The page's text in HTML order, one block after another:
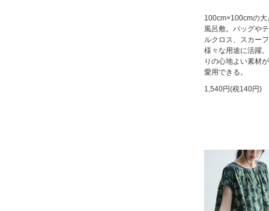
100cm×100cmの大
風呂敷。バッグや
ルクロス、スカー
様々な用途に活躍
りの心地よい素材
愛用できる。
1,540円(税140円)